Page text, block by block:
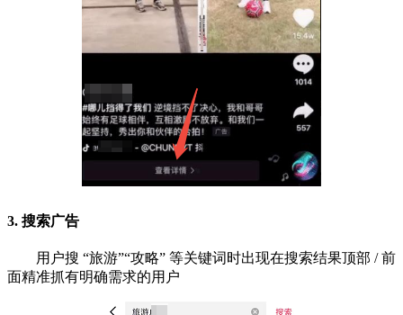
3. 搜索广告
用户搜 “旅游”“攻略” 等关键词时出现在搜索结果顶部 / 前
面精准抓有明确需求的用户